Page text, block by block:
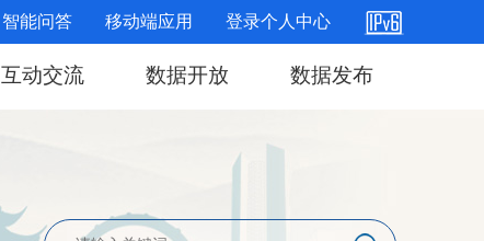
智能问答 移动端应用 登录个人中心
互动交流 数据开放 数据发布